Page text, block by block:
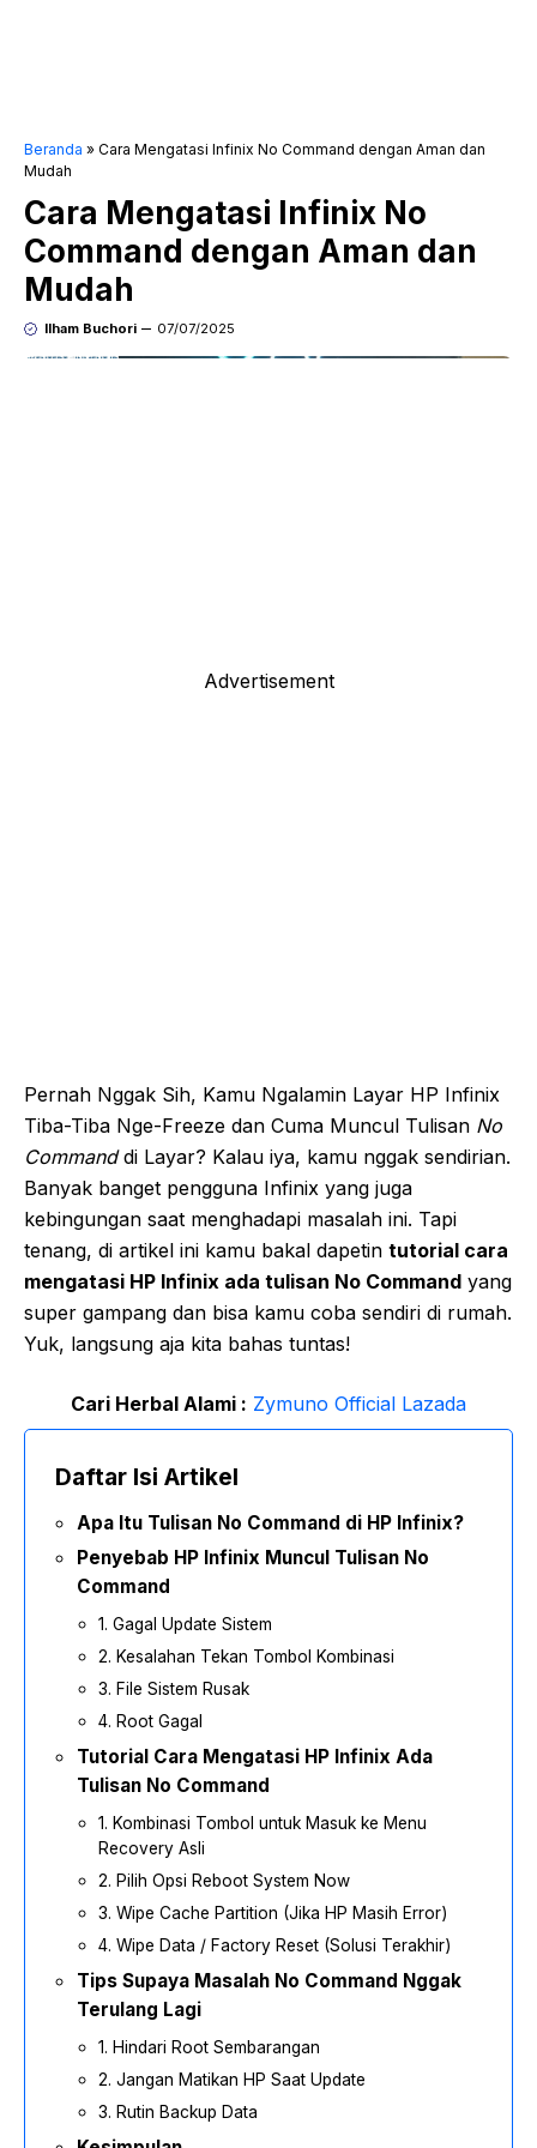
Beranda » Cara Mengatasi Infinix No Command dengan Aman dan
Mudah
Cara Mengatasi Infinix No
Command dengan Aman dan
Mudah
Ilham Buchori 07/07/2025
Advertisement
Pernah Nggak Sih, Kamu Ngalamin Layar HP Infinix
Tiba-Tiba Nge-Freeze dan Cuma Muncul Tulisan No
Commanddi Layar? Kalau iya, kamu nggak sendirian.
Banyak banget pengguna Infinix yang juga
kebingungan saat menghadapi masalah ini. Tapi
tenang, di artikel ini kamu bakal dapetin tutorial cara
mengatasi HP Infinix ada tulisan No Command yang
super gampang dan bisa kamu coba sendiri di rumah.
Yuk, langsung aja kita bahas tuntas!
Cari Herbal Alami : Zymuno Official Lazada
Daftar Isi Artikel
Apa Itu Tulisan No Command di HP Infinix?
Penyebab HP Infinix Muncul Tulisan No
Command
1. Gagal Update Sistem
2. Kesalahan Tekan Tombol Kombinasi
3. File Sistem Rusak
4. Root Gagal
Tutorial Cara Mengatasi HP Infinix Ada
Tulisan No Command
1. Kombinasi Tombol untuk Masuk ke Menu
Recovery Asli
2. Pilih Opsi Reboot System Now
3. Wipe Cache Partition (Jika HP Masih Error)
4. Wipe Data / Factory Reset (Solusi Terakhir)
Tips Supaya Masalah No Command Nggak
Terulang Lagi
1. Hindari Root Sembarangan
2. Jangan Matikan HP Saat Update
3. Rutin Backup Data